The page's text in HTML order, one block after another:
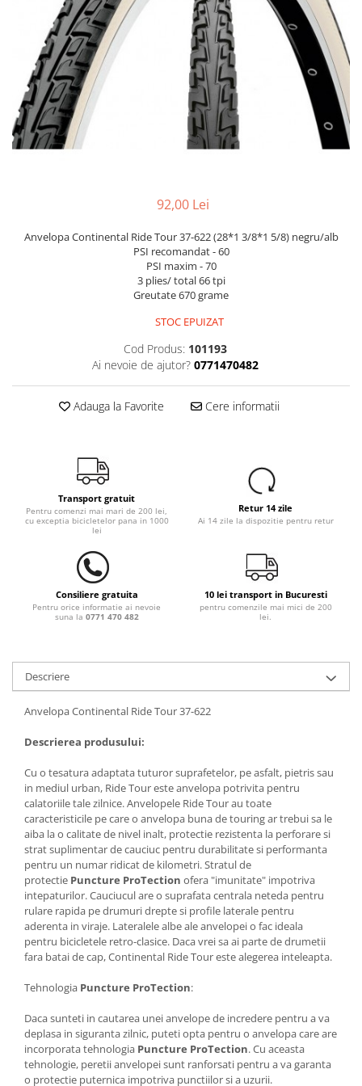
Reflectorizante
Roti ajutatoare
Sonerii
Stickere
Suporturi auto
Lanturi
Manete schimbator
Mansoane & Ghidoline
Pedale
Pinioane
Pipe
Schimbatoare si accesorii
92,00 Lei
Anvelopa Continental Ride Tour 37-622 (28*1 3/8*1 5/8) negru/alb
PSI recomandat - 60
PSI maxim - 70
3 plies/ total 66 tpi
Greutate 670 grame
STOC EPUIZAT
Cod Produs: 101193
Ai nevoie de ajutor? 0771470482
Adauga la Favorite Cere informatii
Transport gratuit
Pentru comenzi mai mari de 200 lei,
cu exceptia bicicletelor pana in 1000
lei
Retur 14 zile
Ai 14 zile la dispozitie pentru retur
Consiliere gratuita
Pentru orice informatie ai nevoie
suna la 0771 470 482
10 lei transport in Bucuresti
pentru comenzile mai mici de 200
lei.
Descriere
Anvelopa Continental Ride Tour 37-622
Descrierea produsului:
Cu o tesatura adaptata tuturor suprafetelor, pe asfalt, pietris sau
in mediul urban, Ride Tour este anvelopa potrivita pentru
calatoriile tale zilnice. Anvelopele Ride Tour au toate
caracteristicile pe care o anvelopa buna de touring ar trebui sa le
aiba la o calitate de nivel inalt, protectie rezistenta la perforare si
strat suplimentar de cauciuc pentru durabilitate si performanta
pentru un numar ridicat de kilometri. Stratul de
protectie Puncture ProTection ofera "imunitate" impotriva
intepaturilor. Cauciucul are o suprafata centrala neteda pentru
rulare rapida pe drumuri drepte si profile laterale pentru
aderenta in viraje. Lateralele albe ale anvelopei o fac ideala
pentru bicicletele retro-clasice. Daca vrei sa ai parte de drumetii
fara batai de cap, Continental Ride Tour este alegerea inteleapta.
Tehnologia Puncture ProTection:
Daca sunteti in cautarea unei anvelope de incredere pentru a va
deplasa in siguranta zilnic, puteti opta pentru o anvelopa care are
incorporata tehnologia Puncture ProTection. Cu aceasta
tehnologie, peretii anvelopei sunt ranforsati pentru a va garanta
o protectie puternica impotriva punctiilor si a uzurii.